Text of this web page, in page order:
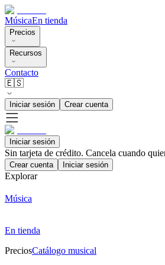
MúsicaEn tienda
Precios
Recursos
Contacto
🇪🇸
Iniciar sesión Crear cuenta
Iniciar sesión
Sin tarjeta de crédito. Cancela cuando
Crear cuenta Iniciar sesión
Explorar
Música
En tienda
PreciosCatálogo musical